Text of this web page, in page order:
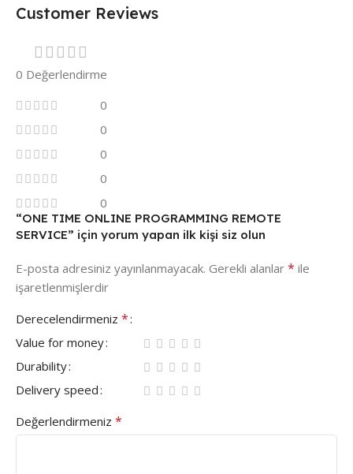
Customer Reviews
0 Değerlendirme
0
0
0
0
0
“ONE TIME ONLINE PROGRAMMING REMOTE
SERVICE” için yorum yapan ilk kişi siz olun
E-posta adresiniz yayınlanmayacak. Gerekli alanlar * ile
işaretlenmişlerdir
Derecelendirmeniz *
Value for money
Durability
Delivery speed
Değerlendirmeniz *